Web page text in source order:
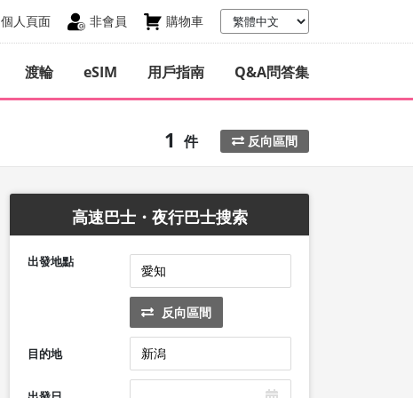
個人頁面 非會員 購物車
渡輪 eSIM 用戶指南 Q&A問答集
1 件 反向區間
高速巴士・夜行巴士搜索
出發地點
反向區間
目的地